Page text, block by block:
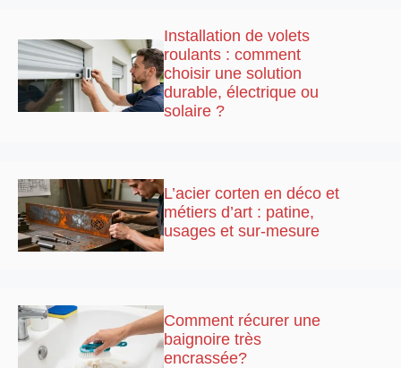
Installation de volets
roulants : comment
choisir une solution
durable, électrique ou
solaire ?
L’acier corten en déco et
métiers d’art : patine,
usages et sur-mesure
Comment récurer une
baignoire très
encrassée?